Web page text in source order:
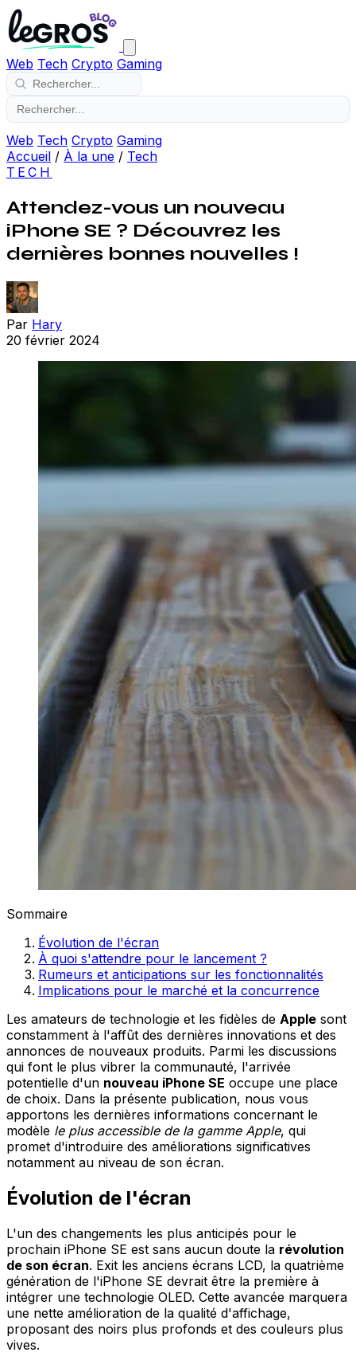
Web Tech Crypto Gaming
Web Tech Crypto Gaming
Accueil / À la une / Tech
TECH
Attendez-vous un nouveau
iPhone SE ? Découvrez les
dernières bonnes nouvelles !
Par Hary
20 février 2024
Sommaire
Évolution de l'écran
À quoi s'attendre pour le lancement ?
Rumeurs et anticipations sur les fonctionnalités
Implications pour le marché et la concurrence
Les amateurs de technologie et les fidèles de Apple sont
constamment à l'affût des dernières innovations et des
annonces de nouveaux produits. Parmi les discussions
qui font le plus vibrer la communauté, l'arrivée
potentielle d'un nouveau iPhone SE occupe une place
de choix. Dans la présente publication, nous vous
apportons les dernières informations concernant le
modèle le plus accessible de la gamme Apple, qui
promet d'introduire des améliorations significatives
notamment au niveau de son écran.
Évolution de l'écran
L'un des changements les plus anticipés pour le
prochain iPhone SE est sans aucun doute la révolution
de son écran. Exit les anciens écrans LCD, la quatrième
génération de l'iPhone SE devrait être la première à
intégrer une technologie OLED. Cette avancée marquera
une nette amélioration de la qualité d'affichage,
proposant des noirs plus profonds et des couleurs plus
vives.